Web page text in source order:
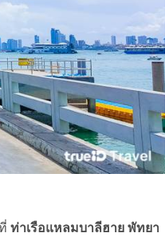
ท่าเรือแหลมบาลีฮาย พัทยา